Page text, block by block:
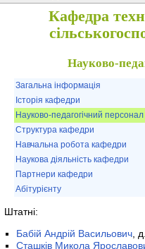
Кафедра
Науково-
Загальна інформація
Історія кафедри
Науково-педагогічний персонал
Структура кафедри
Навчальна робота кафедри
Наукова діяльність кафедри
Партнери кафедри
Абітурієнту
Штатні:
Бабій Андрій Васильович,
Сташків Микола